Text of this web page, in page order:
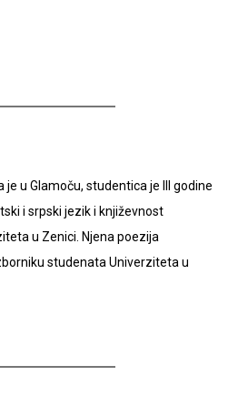
u Glamoču, studentica je III godine
i srpski jezik i književnost
u Zenici. Njena poezija
studenata Univerziteta u